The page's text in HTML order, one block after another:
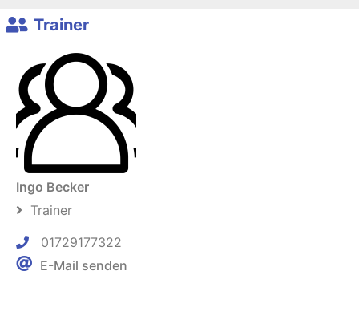
Trainer
Ingo Becker
Trainer
01729177322
E-Mail senden